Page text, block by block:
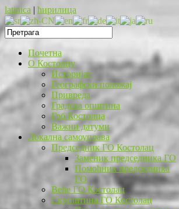
latinica | ћирилица
Почетна
O Костолцу
Историјат
Географски положај
Привреда
Градска општина
Грб Костолца
Важни датуми
Локална самоуправа
Председник ГО Костолац
Заменик председника ГО
Помоћник председника
ГО
Веће ГО Костолац
Скупштина ГО Костолац